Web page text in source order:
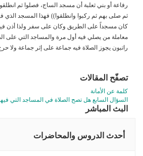
رفاعة أو بني ثعلبة أن مسجد الساج، فصلوا ثم
ثم صلى بهم ثم ركبوا وانطلقوا)) فهذا المسجد
كان مسجداً على الطريق وكان على سفر ولذا أذن
معاملة من يصلي فيه أول مرة والمساجد التي على
راتبون يجوز الصلاة فيه جماعة على إثر جماعة ولا
تصفّح المقالات
كلمة عن الأمانة
السؤال السابع هل تصح الصلاة في المساجد التي
البث المباشر
أحدث الدروس والمحاضرات